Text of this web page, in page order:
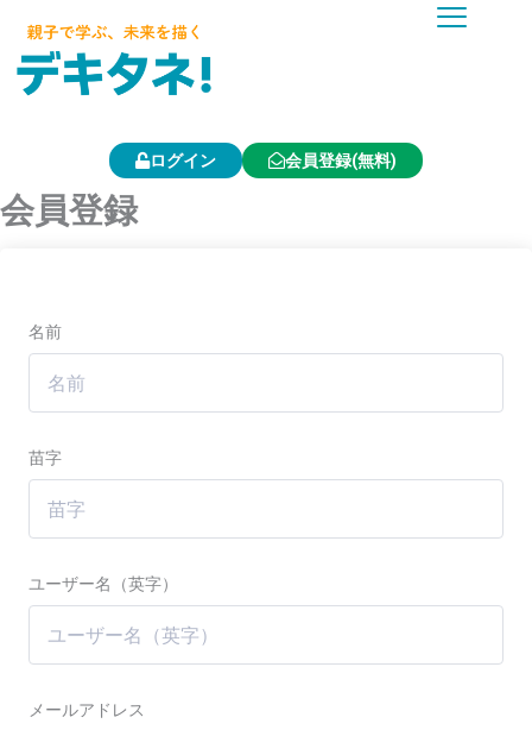
ログイン 会員登録(無料)
会員登録
名前
苗字
ユーザー名（英字）
メールアドレス